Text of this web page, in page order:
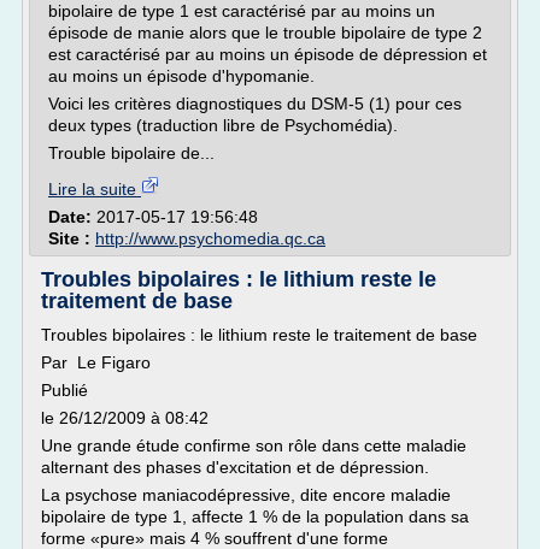
bipolaire de type 1 est caractérisé par au moins un
épisode de manie alors que le trouble bipolaire de type 2
est caractérisé par au moins un épisode de dépression et
au moins un épisode d'hypomanie.
Voici les critères diagnostiques du DSM-5 (1) pour ces
deux types (traduction libre de Psychomédia).
Trouble bipolaire de...
Lire la suite
Date: 2017-05-17 19:56:48
Site : http://www.psychomedia.qc.ca
Troubles bipolaires : le lithium reste le
traitement de base
Troubles bipolaires : le lithium reste le traitement de base
Par Le Figaro
Publié
le 26/12/2009 à 08:42
Une grande étude confirme son rôle dans cette maladie
alternant des phases d'excitation et de dépression.
La psychose maniacodépressive, dite encore maladie
bipolaire de type 1, affecte 1 % de la population dans sa
forme «pure» mais 4 % souffrent d'une forme